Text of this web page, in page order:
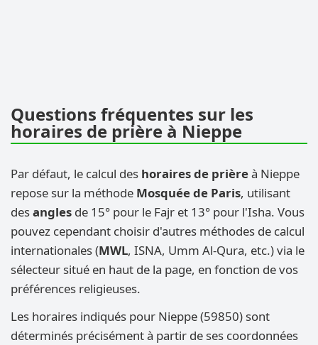
Questions fréquentes sur les
horaires de prière à Nieppe
Par défaut, le calcul des horaires de prièreà Nieppe
repose sur la méthode Mosquée de Paris, utilisant
desangles de 15° pour le Fajr et 13° pour l'Isha. Vous
pouvez cependant choisir d'autres méthodes de calcul
internationales (MWL, ISNA, Umm Al-Qura, etc.) via le
sélecteur situé en haut de la page, en fonction de vos
préférences religieuses.
Les horaires indiqués pour Nieppe (59850) sont
déterminés précisément à partir de ses coordonnées